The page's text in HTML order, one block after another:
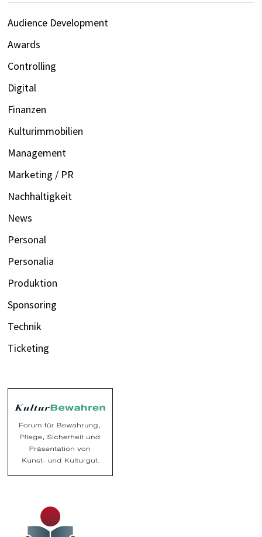
Audience Development
Awards
Controlling
Digital
Finanzen
Kulturimmobilien
Management
Marketing / PR
Nachhaltigkeit
News
Personal
Personalia
Produktion
Sponsoring
Technik
Ticketing